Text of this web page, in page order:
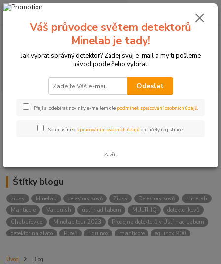
+420774877333
0 Kč
Kategorie blogu
Detektory
Štítky blogu
zipsy Minelab detektory kovů Zipsy Detektory kovů
minelab
Manticore
Vanquish ústí nad labem MULTI-IQ
detektor kovů
Chabařovice
Minelab tour 2023
Prodejna detektorů v Ústí nad Labem
detektor na zlato
Plzeň Equinox manticore
equinox 900
Sraz detektorářů
Úvod Blog
Váš průvodce světem detektorů
Minelab je tady!
Jak vybrat správný detektor? Zadej svůj e-mail a my ti pošleme
návod podle čeho vybírat.
Odeslat
Přeji si odebírat novinky e-mailem dle podmínek zpracování osobních údajů.
Souhlasím se zpracováním osobních údajů pro účely registrace.
Zavřít